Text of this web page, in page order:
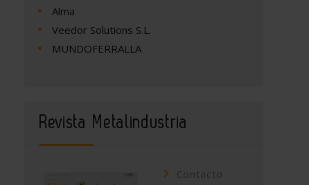
Alma
Veedor Solutions S.L.
MUNDOFERRALLA
Revista Metalindustria
Contacto